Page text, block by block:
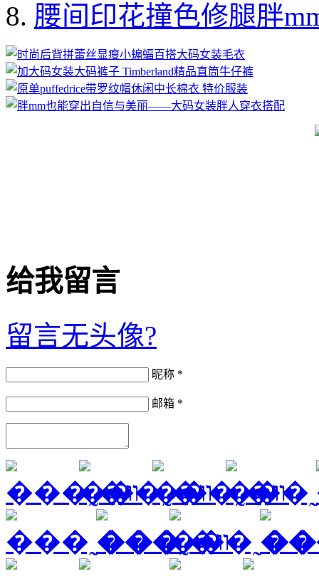
腰间印花撞色修腿胖
给我留言
留言无头像?
昵称 *
邮箱 *